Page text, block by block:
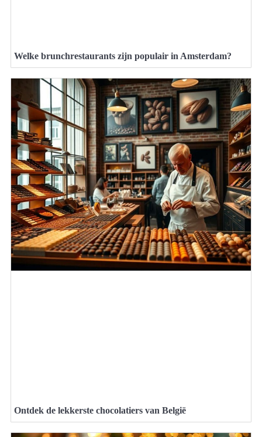
Welke brunchrestaurants zijn populair in Amsterdam?
Ontdek de lekkerste chocolatiers van België